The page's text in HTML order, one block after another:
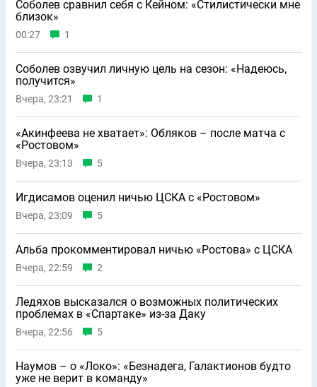
Соболев сравнил себя с Кейном: «Стилистически мне
близок»
00:27 1
Соболев озвучил личную цель на сезон: «Надеюсь,
получится»
Вчера, 23:21 1
«Акинфеева не хватает»: Обляков – после матча с
«Ростовом»
Вчера, 23:13 5
Игдисамов оценил ничью ЦСКА с «Ростовом»
Вчера, 23:09 5
Альба прокомментировал ничью «Ростова» с ЦСКА
Вчера, 22:59 2
Ледяхов высказался о возможных политических
проблемах в «Спартаке» из-за Даку
Вчера, 22:56 5
Наумов – о «Локо»: «Безнадега, Галактионов будто
уже не верит в команду»